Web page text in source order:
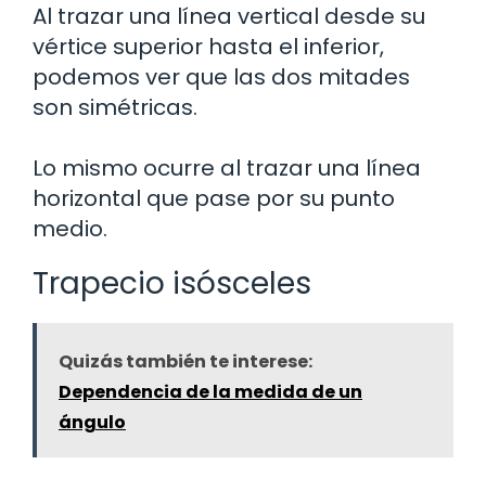
Al trazar una línea vertical desde su
vértice superior hasta el inferior,
podemos ver que las dos mitades
son simétricas.
Lo mismo ocurre al trazar una línea
horizontal que pase por su punto
medio.
Trapecio isósceles
Quizás también te interese:
Dependencia de la medida de un
ángulo